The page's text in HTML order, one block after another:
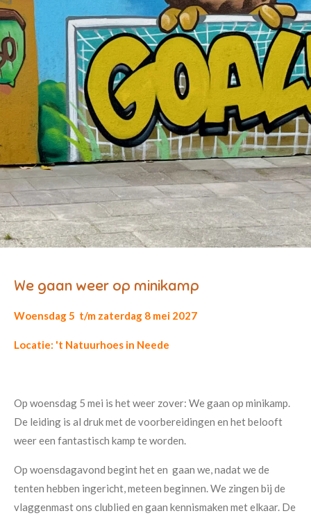
We gaan weer op minikamp
Woensdag 5 t/m zaterdag 8 mei 2027
Locatie: 't Natuurhoes in Neede
Op woensdag 5 mei is het weer zover: We gaan op minikamp.
De leiding is al druk met de voorbereidingen en het belooft
weer een fantastisch kamp te worden.
Op woensdagavond begint het en gaan we, nadat we de
tenten hebben ingericht, meteen beginnen. We zingen bij de
vlaggenmast ons clublied en gaan kennismaken met elkaar. De